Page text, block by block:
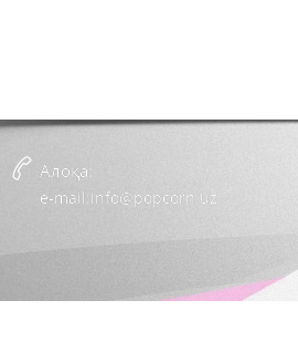
Алоқа:
e-mail:info@popcorn.uz